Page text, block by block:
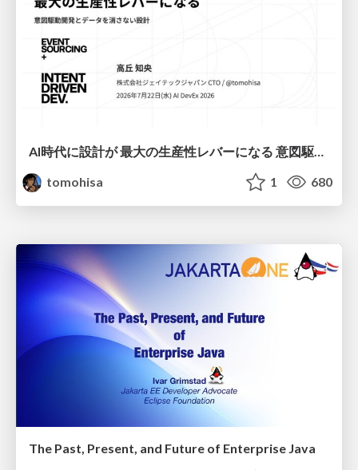
tomohisa
1 680
The Past, Present, and Future of Enterprise Java